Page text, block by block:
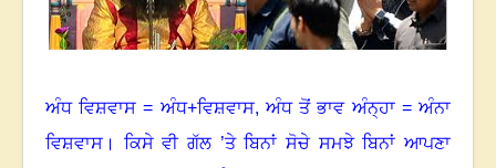
ਅੰਧ ਵਿਸ਼ਵਾਸ = ਅੰਧ+ਵਿਸ਼ਵਾਸ, ਅੰਧ ਤੋਂ ਭਾਵ ਅੰਨ੍ਹਾ = ਅੰਨਾ
ਵਿਸ਼ਵਾਸ। ਕਿਸੇ ਵੀ ਗੱਲ ’ਤੇ ਬਿਨਾਂ ਸੋਚੇ ਸਮਝੇ ਬਿਨਾਂ ਆਪਣਾ